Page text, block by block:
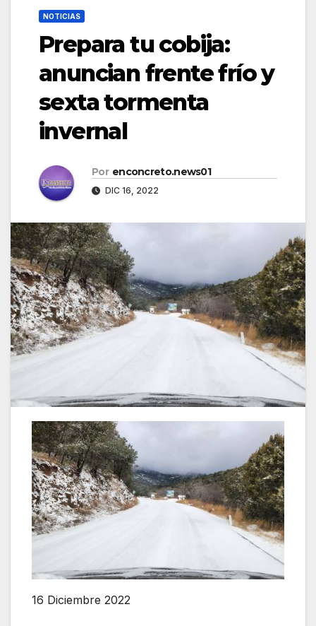
NOTICIAS
Prepara tu cobija:
anuncian frente frío y
sexta tormenta
invernal
Por enconcreto.news01
DIC 16, 2022
16 Diciembre 2022